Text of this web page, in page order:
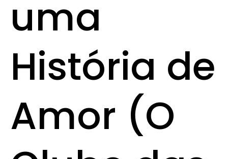
uma
História de
Amor (O